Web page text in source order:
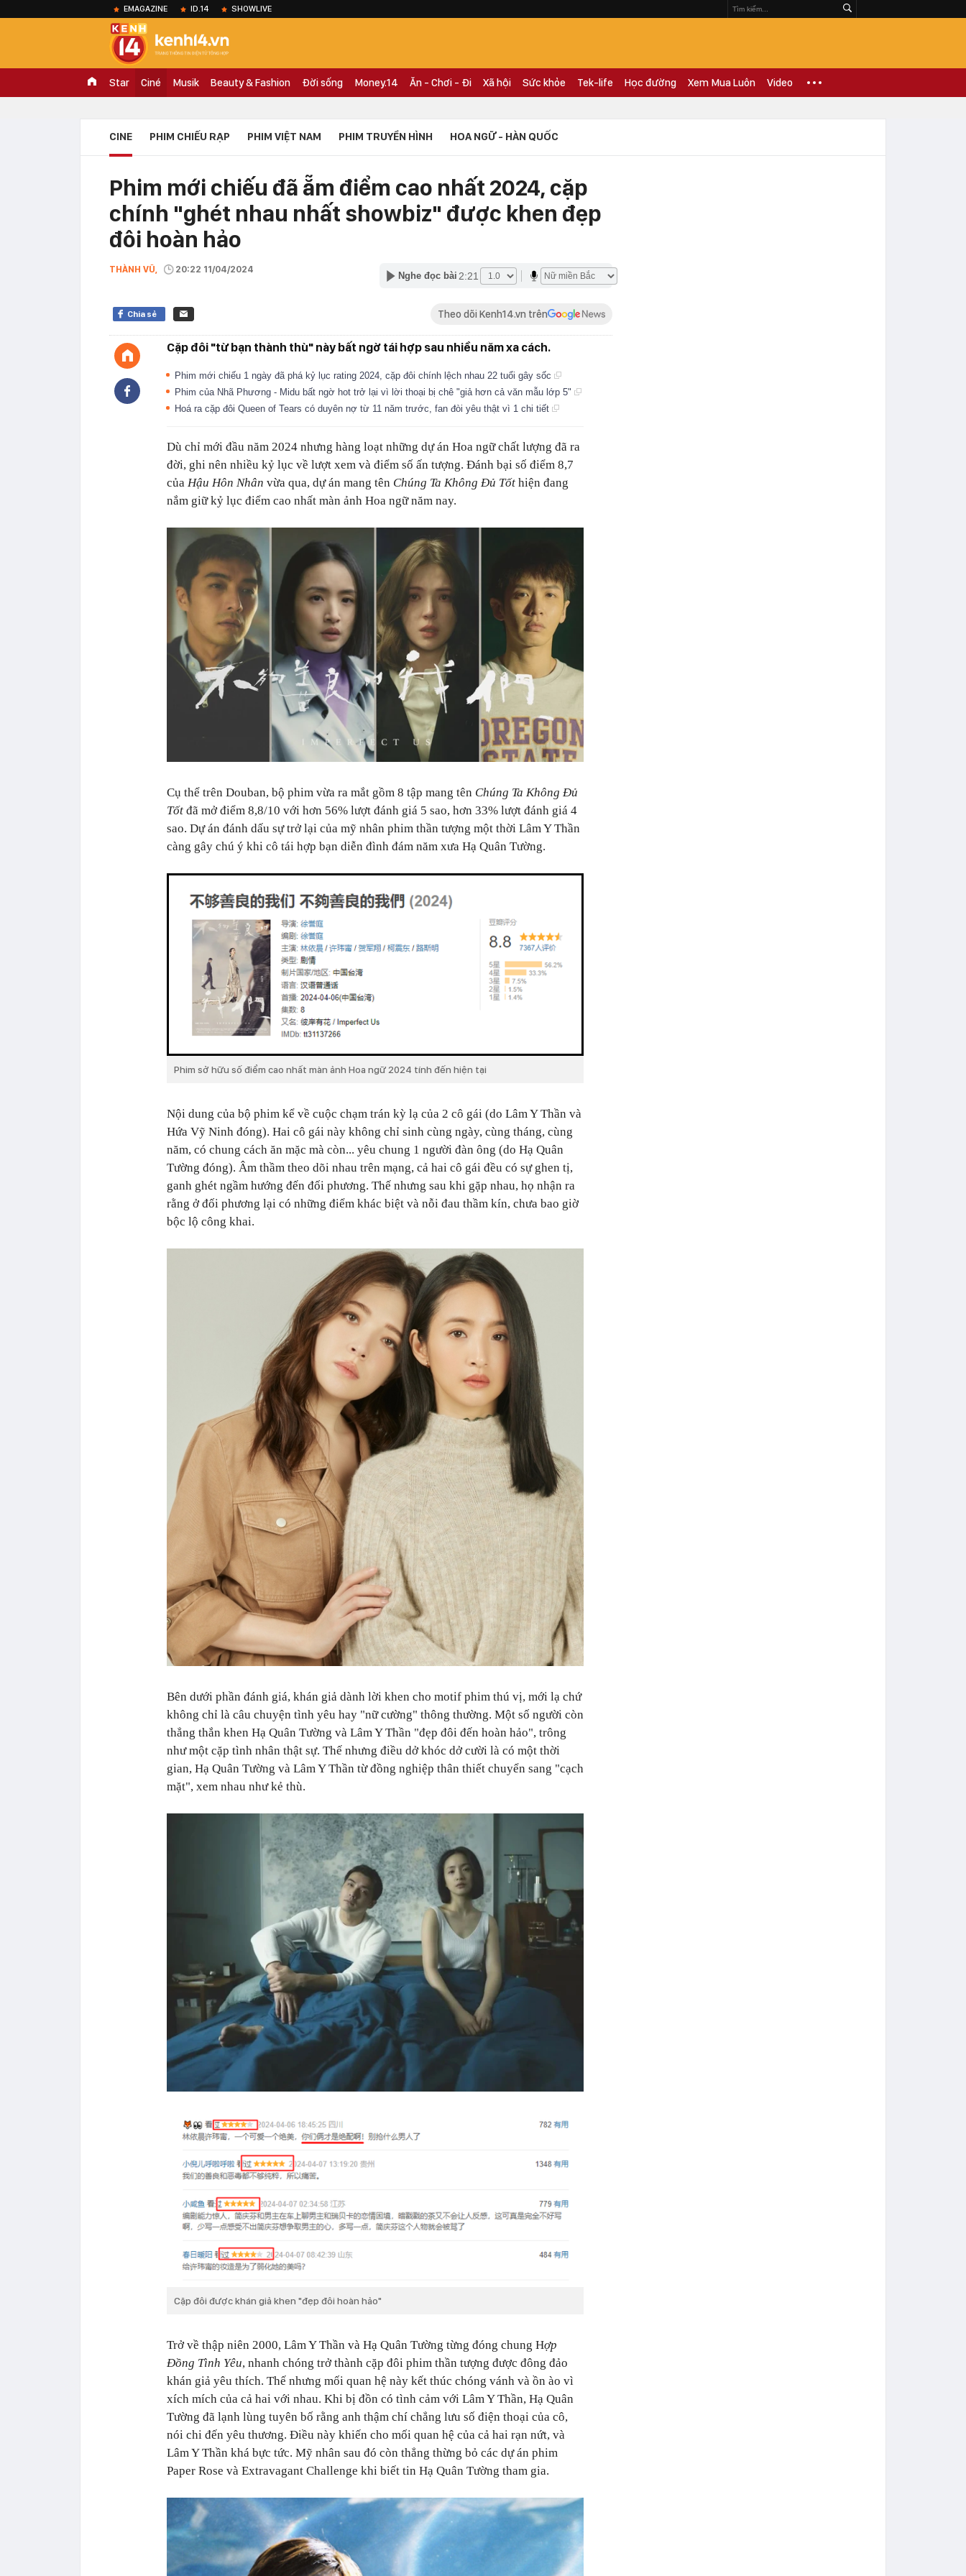
EMAGAZINE ID.14 SHOWLIVE
Star Ciné Musik Beauty & Fashion Đời sống Money.14 Ăn - Chơi - Đi Xã hội Sức khỏe Tek-life Học đường Xem Mua Luôn Video
CINE PHIM CHIẾU RẠP PHIM VIỆT NAM PHIM TRUYỀN HÌNH HOA NGỮ - HÀN QUỐC
Phim mới chiếu đã ẵm điểm cao nhất 2024, cặp
chính "ghét nhau nhất showbiz" được khen đẹp
đôi hoàn hảo
THÀNH VŨ, 20:22 11/04/2024
Nghe đọc bài 2:21
Chia sẻ Theo dõi Kenh14.vn trên
Cặp đôi "từ bạn thành thù" này bất ngờ tái hợp sau nhiều năm xa cách.
Phim mới chiếu 1 ngày đã phá kỷ lục rating 2024, cặp đôi chính lệch nhau 22 tuổi gây sốc
Phim của Nhã Phương - Midu bất ngờ hot trở lại vì lời thoại bị chê "giả hơn cả văn mẫu lớp 5"
Hoá ra cặp đôi Queen of Tears có duyên nợ từ 11 năm trước, fan đòi yêu thật vì 1 chi tiết
Dù chỉ mới đầu năm 2024 nhưng hàng loạt những dự án Hoa ngữ chất lượng đã ra
đời, ghi nên nhiều kỷ lục về lượt xem và điểm số ấn tượng. Đánh bại số điểm 8,7
của Hậu Hôn Nhân vừa qua, dự án mang tên Chúng Ta Không Đủ Tốt hiện đang
nắm giữ kỷ lục điểm cao nhất màn ảnh Hoa ngữ năm nay.
Cụ thể trên Douban, bộ phim vừa ra mắt gồm 8 tập mang tên Chúng Ta Không Đủ
Tốt đã mở điểm 8,8/10 với hơn 56% lượt đánh giá 5 sao, hơn 33% lượt đánh giá 4
sao. Dự án đánh dấu sự trở lại của mỹ nhân phim thần tượng một thời Lâm Y Thần
càng gây chú ý khi cô tái hợp bạn diễn đình đám năm xưa Hạ Quân Tường.
Phim sở hữu số điểm cao nhất màn ảnh Hoa ngữ 2024 tính đến hiện tại
Nội dung của bộ phim kể về cuộc chạm trán kỳ lạ của 2 cô gái (do Lâm Y Thần và
Hứa Vỹ Ninh đóng). Hai cô gái này không chỉ sinh cùng ngày, cùng tháng, cùng
năm, có chung cách ăn mặc mà còn... yêu chung 1 người đàn ông (do Hạ Quân
Tường đóng). Âm thầm theo dõi nhau trên mạng, cả hai cô gái đều có sự ghen tị,
ganh ghét ngầm hướng đến đối phương. Thế nhưng sau khi gặp nhau, họ nhận ra
rằng ở đối phương lại có những điểm khác biệt và nỗi đau thầm kín, chưa bao giờ
bộc lộ công khai.
Bên dưới phần đánh giá, khán giả dành lời khen cho motif phim thú vị, mới lạ chứ
không chỉ là câu chuyện tình yêu hay "nữ cường" thông thường. Một số người còn
thẳng thắn khen Hạ Quân Tường và Lâm Y Thần "đẹp đôi đến hoàn hảo", trông
như một cặp tình nhân thật sự. Thế nhưng điều dở khóc dở cười là có một thời
gian, Hạ Quân Tường và Lâm Y Thần từ đồng nghiệp thân thiết chuyển sang "cạch
mặt", xem nhau như kẻ thù.
Cặp đôi được khán giả khen "đẹp đôi hoàn hảo"
Trở về thập niên 2000, Lâm Y Thần và Hạ Quân Tường từng đóng chung Hợp
Đồng Tình Yêu, nhanh chóng trở thành cặp đôi phim thần tượng được đông đảo
khán giả yêu thích. Thế nhưng mối quan hệ này kết thúc chóng vánh và ồn ào vì
xích mích của cả hai với nhau. Khi bị đồn có tình cảm với Lâm Y Thần, Hạ Quân
Tường đã lạnh lùng tuyên bố rằng anh thậm chí chẳng lưu số điện thoại của cô,
nói chi đến yêu thương. Điều này khiến cho mối quan hệ của cả hai rạn nứt, và
Lâm Y Thần khá bực tức. Mỹ nhân sau đó còn thẳng thừng bỏ các dự án phim
Paper Rose và Extravagant Challenge khi biết tin Hạ Quân Tường tham gia.